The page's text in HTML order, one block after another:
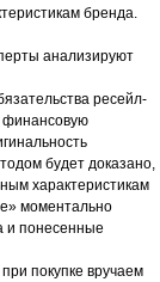
бренда.
анализируют
ресейл-
финансовую
будет доказано,
характеристикам
моментально
и понесенные
покупке вручаем